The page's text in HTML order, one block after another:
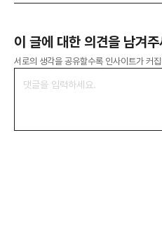
이 글에 대한 의견을 남겨
서로의 생각을 공유할수록 인사이트가 커